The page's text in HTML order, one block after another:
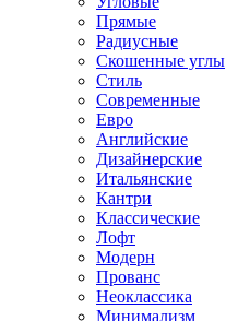
Прямые
Радиусные
Скошенные углы
Стиль
Современные
Евро
Английские
Дизайнерские
Итальянские
Кантри
Классические
Лофт
Модерн
Прованс
Неоклассика
Минимализм